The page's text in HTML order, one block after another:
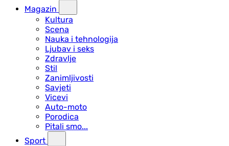
Magazin
Kultura
Scena
Nauka i tehnologija
Ljubav i seks
Zdravlje
Stil
Zanimljivosti
Savjeti
Vicevi
Auto-moto
Porodica
Pitali smo...
Sport